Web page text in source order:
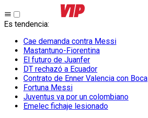
Es tendencia:
Cae demanda contra Messi
Mastantuno-Fiorentina
El futuro de Juanfer
DT rechazó a Ecuador
Contrato de Enner Valencia con Boca
Fortuna Messi
Juventus va por un colombiano
Emelec fichaje lesionado